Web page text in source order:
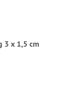
3 x 1,5 cm